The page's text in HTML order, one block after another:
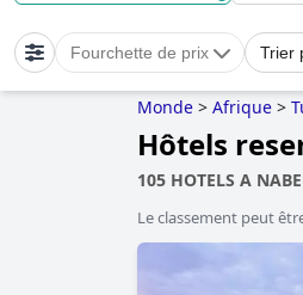
Fourchette de prix Trier
Monde > Afrique >
Hôtels
105 HOTELS A
Le classement peut